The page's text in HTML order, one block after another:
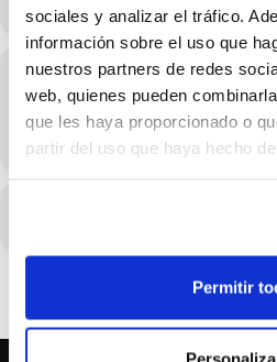
sociales y analizar el tráfico.
información sobre el uso que
nuestros partners de redes
web, quienes pueden
que les haya proporcionado o
partir del uso que haya hecho
Permitir
Hora
12/12/2021 Consulta el horario en
(GMT+02:00)